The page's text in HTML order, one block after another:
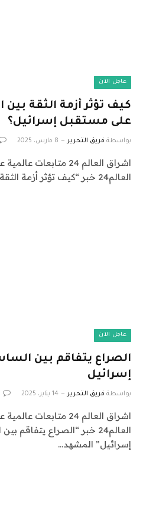
عاجل الآن
كيف تؤثر أزمة الثقة
على مستقبل إسرائيل؟
بواسطة فريق التحرير 8 مارس، 2025
اشراق العالم 24
العالم24 خبر “كيف تؤثر أزمة الثقة بين الساسة والعسكر على…
عاجل الآن
الصراع يتفاقم بين
إسرائيل
بواسطة فريق التحرير 14 يناير، 2025
اشراق العالم 24
العالم24 خبر “الصراع
إسرائيل” المشهد…